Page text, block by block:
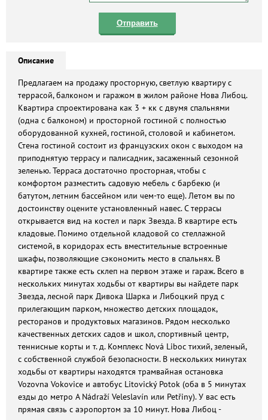
Отправить
Описание
Предлагаем на продажу просторную, светлую квартиру с
террасой, балконом и гаражом в жилом районе Нова Либоц.
Квартира спроектирована как 3 + кк с двумя спальнями
(одна с балконом) и просторной гостиной с полностью
оборудованной кухней, гостиной, столовой и кабинетом.
Стена гостиной состоит из французских окон с выходом на
приподнятую террасу и палисадник, засаженный сезонной
зеленью. Терраса достаточно просторная, чтобы с
комфортом разместить садовую мебель с барбекю (и
батутом, летним бассейном или чем-то еще). Летом вы по
достоинству оцените установленный навес. С террасы
открывается вид на костел и парк Звезда. В квартире есть
кладовые. Помимо отдельной кладовой со стеллажной
системой, в коридорах есть вместительные встроенные
шкафы, позволяющие сэкономить место в спальнях. В
квартире также есть склеп на первом этаже и гараж. Всего в
нескольких минутах ходьбы от квартиры вы найдете парк
Звезда, лесной парк Дивока Шарка и Либоцкий пруд с
прилегающим парком, множество детских площадок,
ресторанов и продуктовых магазинов. Рядом несколько
качественных детских садов и школ, спортивный центр,
теннисные корты и т. д. Комплекс Nová Liboc тихий, зеленый,
с собственной службой безопасности. В нескольких минутах
ходьбы от квартиры находятся трамвайная остановка
Vozovna Vokovice и автобус Litovický Potok (оба в 5 минутах
езды до метро A Nádraží Veleslavín или Petřiny). У вас есть
прямая связь с аэропортом за 10 минут. Нова Либоц -